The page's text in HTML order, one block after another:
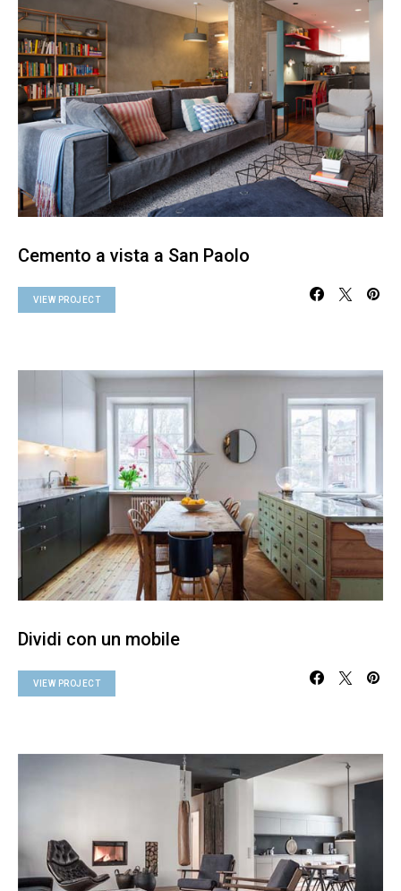
Cemento a vista a San Paolo
VIEW PROJECT
Dividi con un mobile
VIEW PROJECT